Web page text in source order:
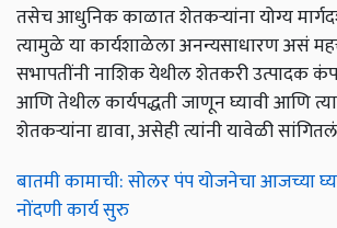
तसेच आधुनिक काळात शेतकऱ्यांना योग्य
त्यामुळे या कार्यशाळेला अनन्यसाधारण असं
सभापतींनी नाशिक येथील शेतकरी उत्पादक
आणि तेथील कार्यपद्धती जाणून घ्यावी आणि
शेतकऱ्यांना द्यावा, असेही त्यांनी यावेळी
बातमी कामाची: सोलर पंप योजनेचा आजच्या
नोंदणी कार्य सुरु